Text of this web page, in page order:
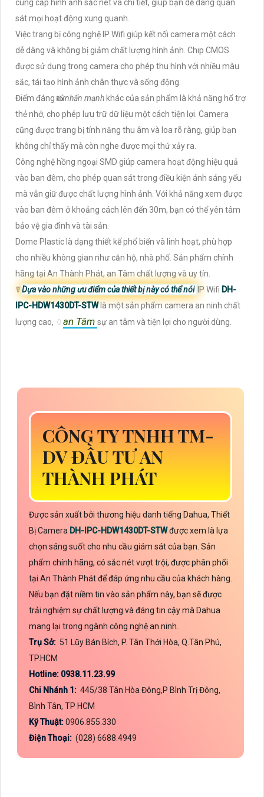
cung cấp hình ảnh sắc nét và chi tiết, giúp bạn dễ dàng quan
sát mọi hoạt động xung quanh.
Việc trang bị công nghệ IP Wifi giúp kết nối camera một cách
dễ dàng và không bị giảm chất lượng hình ảnh. Chip CMOS
được sử dụng trong camera cho phép thu hình với nhiều màu
sắc, tái tạo hình ảnh chân thực và sống động.
Điểm đáng 📸nhấn mạnh khác của sản phẩm là khả năng hổ trợ
thẻ nhớ, cho phép lưu trữ dữ liệu một cách tiện lợi. Camera
cũng được trang bị tính năng thu âm và loa rõ ràng, giúp bạn
không chỉ thấy mà còn nghe được mọi thứ xảy ra.
Công nghệ hồng ngoại SMD giúp camera hoạt động hiệu quả
vào ban đêm, cho phép quan sát trong điều kiện ánh sáng yếu
mà vẫn giữ được chất lượng hình ảnh. Với khả năng xem được
vào ban đêm ở khoảng cách lên đến 30m, bạn có thể yên tâm
bảo vệ gia đình và tài sản.
Dome Plastic là dạng thiết kế phổ biến và linh hoạt, phù hợp
cho nhiều không gian như căn hộ, nhà phố. Sản phẩm chính
hãng tại An Thành Phát, an Tâm chất lượng và uy tín.
☤Dựa vào những ưu điểm của thiết bị này có thể nói IP Wifi DH-
IPC-HDW1430DT-STWlà một sản phẩm camera an ninh chất
lượng cao, ♢an Tâm sự an tâm và tiện lợi cho người dùng.
CÔNG TY TNHH TM-
DV ĐẦU TƯ AN
THÀNH PHÁT
Được sản xuất bởi thương hiệu danh tiếng Dahua, Thiết
Bị Camera DH-IPC-HDW1430DT-STWđược xem là lựa
chọn sáng suốt cho nhu cầu giám sát của bạn. Sản
phẩm chính hãng, có sắc nét vượt trội, được phân phối
tại An Thành Phát để đáp ứng nhu cầu của khách hàng.
Nếu bạn đặt niềm tin vào sản phẩm này, bạn sẽ được
trải nghiệm sự chất lượng và đáng tin cậy mà Dahua
mang lại trong ngành công nghệ an ninh.
Trụ Sở: 51 Lũy Bán Bích, P. Tân Thới Hòa, Q.Tân Phú,
TP.HCM
Hotline: 0938.11.23.99
Chi Nhánh 1: 445/38 Tân Hòa Đông,P Bình Trị Đông,
Bình Tân, TP HCM
Kỹ Thuật:0906.855.330
Điện Thoại: (028) 6688.4949